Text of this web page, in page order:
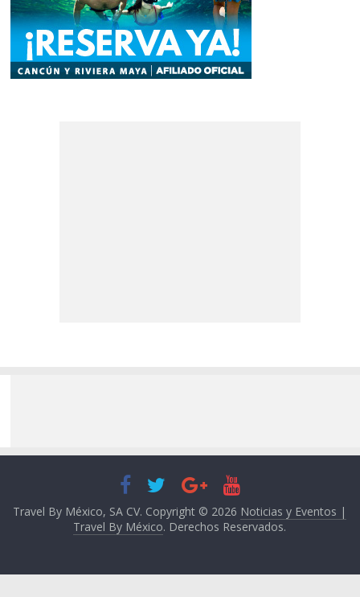
Travel By México, SA CV. Copyright © 2026 Noticias y Eventos |
Travel By México. Derechos Reservados.